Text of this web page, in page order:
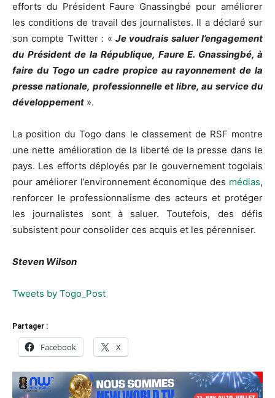
efforts du Président Faure Gnassingbé pour améliorer
les conditions de travail des journalistes. Il a déclaré sur
son compte Twitter : « Je voudrais saluer l’engagement
du Président de la République, Faure E. Gnassingbé, à
faire du Togo un cadre propice au rayonnement de la
presse nationale, professionnelle et libre, au service du
développement ».
La position du Togo dans le classement de RSF montre
une nette amélioration de la liberté de la presse dans le
pays. Les efforts déployés par le gouvernement togolais
pour améliorer l’environnement économique des médias,
renforcer le professionnalisme des acteurs et protéger
les journalistes sont à saluer. Toutefois, des défis
subsistent pour consolider ces acquis et les pérenniser.
Steven Wilson
Tweets by Togo_Post
Partager :
Facebook X